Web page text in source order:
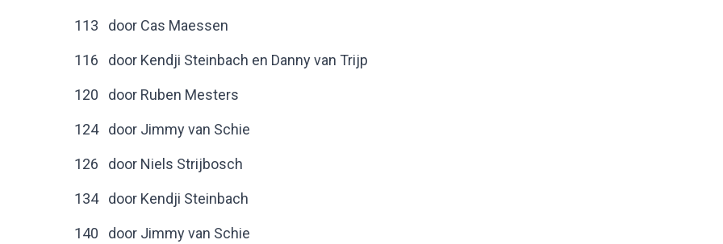
113 door Cas Maessen
116 door Kendji Steinbach en Danny van Trijp
120 door Ruben Mesters
124 door Jimmy van Schie
126 door Niels Strijbosch
134 door Kendji Steinbach
140 door Jimmy van Schie